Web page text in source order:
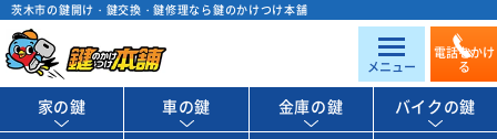
茨木市の鍵開け・鍵交換・鍵修理なら鍵のかけつけ本舗
メニュー
電話をかけ
る
家の鍵 車の鍵 金庫の鍵 バイクの鍵